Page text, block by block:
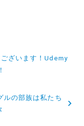
ざいます！Udemy
ルの部族は私たち